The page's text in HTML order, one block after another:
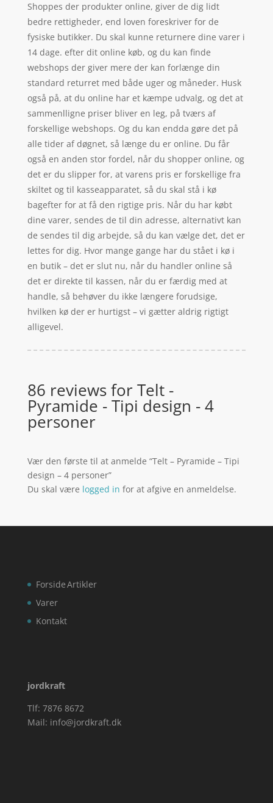
Shoppes der produkter online, giver de dig lidt
bedre rettigheder, end loven foreskriver for de
fysiske butikker. Du skal kunne returnere dine varer i
14 dage. efter dit online køb, og du kan finde
webshops der giver mere der kan forlænge din
standard returret med både uger og måneder. Husk
også på, at du online har et kæmpe udvalg, og det at
sammenlligne priser bliver en leg, på tværs af
forskellige webshops. Og du kan endda gøre det på
alle tider af døgnet, så længe du er online. Du får
også en anden stor fordel, når du shopper online, og
det er du slipper for, at varens pris er forskellige fra
skiltet og til kasseapparatet, så du skal stå i kø
bagefter for at få den rigtige pris. Når du har købt
dine varer, sendes de til din adresse, alternativt kan
de sendes til dig arbejde, så du kan vælge det, det er
lettes for dig. Hvor mange gange har du stået i kø i
en butik – det er slut nu, når du handler online så
det er direkte til kassen, når du er færdig med at
handle, så behøver du ikke længere forudsige,
hvilken kø der er hurtigst – vi gætter aldrig rigtigt
alligevel.
86 reviews forTelt -
Pyramide - Tipi design - 4
personer
Vær den første til at anmelde “Telt – Pyramide – Tipi
design – 4 personer”
Du skal være logged in for at afgive en anmeldelse.
Forside
Varer
Kontakt
Artikler
jordkraft
Tlf: 7876 8672
Mail: info@jordkraft.dk